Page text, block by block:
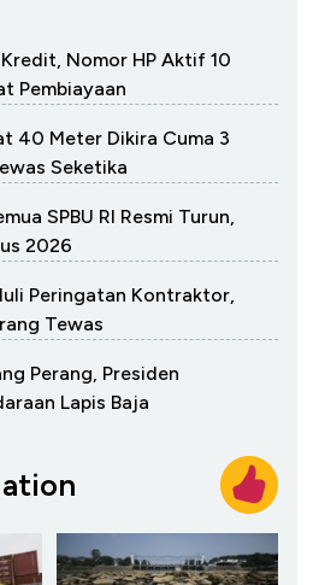
Nomor HP Aktif 10
Pembiayaan
40 Meter Dikira Cuma 3
Seketika
SPBU RI Resmi Turun,
2026
Peringatan Kontraktor,
Tewas
Perang, Presiden
Lapis Baja